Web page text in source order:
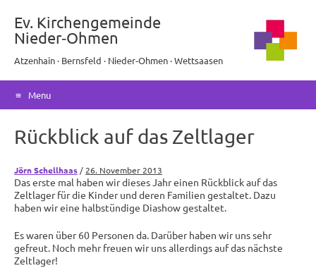
Ev. Kirchengemeinde
Nieder‑Ohmen
Atzenhain · Bernsfeld · Nieder‑Ohmen · Wettsaasen
Menu
to
content
Rückblick auf das Zeltlager
Jörn Schellhaas / 26. November 2013
Das erste mal haben wir dieses Jahr einen Rückblick auf das
Zeltlager für die Kinder und deren Familien gestaltet. Dazu
haben wir eine halbstündige Diashow gestaltet.
Es waren über 60 Personen da. Darüber haben wir uns sehr
gefreut. Noch mehr freuen wir uns allerdings auf das nächste
Zeltlager!